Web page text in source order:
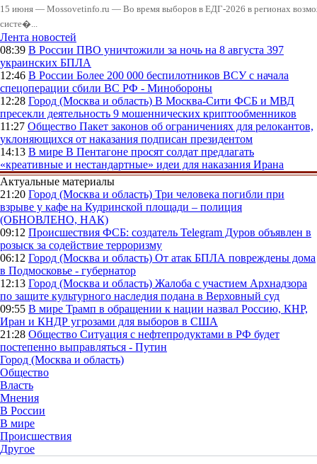
15 июня — Mossovetinfo.ru — Во время выборов в ЕДГ-2026 в регионах
систе�...
Лента новостей
08:39 В России ПВО уничтожили за ночь на 8 августа 397
украинских БПЛА
12:46 В России Более 200 000 беспилотников ВСУ с начала
спецоперации сбили ВС РФ - Минобороны
12:28 Город (Москва и область) В Москва-Сити ФСБ и МВД
пресекли деятельность 9 мошеннических криптообменников
11:27 Общество Пакет законов об ограничениях для релокантов,
уклоняющихся от наказания подписан президентом
14:13 В мире В Пентагоне просят солдат предлагать
«креативные и нестандартные» идеи для наказания Ирана
Актуальные материалы
21:20 Город (Москва и область) Три человека погибли при
взрыве у кафе на Кудринской площади – полиция
(ОБНОВЛЕНО, НАК)
09:12 Происшествия ФСБ: создатель Telegram Дуров объявлен в
розыск за содействие терроризму
06:12 Город (Москва и область) От атак БПЛА повреждены дома
в Подмосковье - губернатор
12:13 Город (Москва и область) Жалоба с участием Архнадзора
по защите культурного наследия подана в Верховный суд
09:55 В мире Трамп в обращении к нации назвал Россию, КНР,
Иран и КНДР угрозами для выборов в США
21:28 Общество Ситуация с нефтепродуктами в РФ будет
постепенно выправляться - Путин
Город (Москва и область)
Общество
Власть
Мнения
В России
В мире
Происшествия
Другое